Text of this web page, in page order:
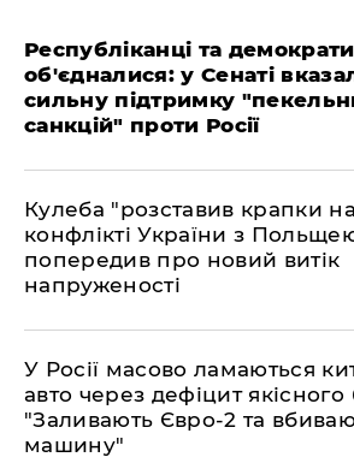
Республіканці та демократи
об'єдналися: у Сенаті
сильну підтримку
санкцій" проти Росії
Кулеба "розставив крапки
конфлікті України з
попередив про новий витік
напруженості
У Росії масово ламаються
авто через дефіцит
"Заливають Євро-2 та
машину"